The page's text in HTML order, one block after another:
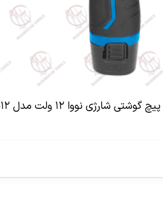
گوشتی شارژی نووا ۱۲ ولت مدل ۸۵۱۲